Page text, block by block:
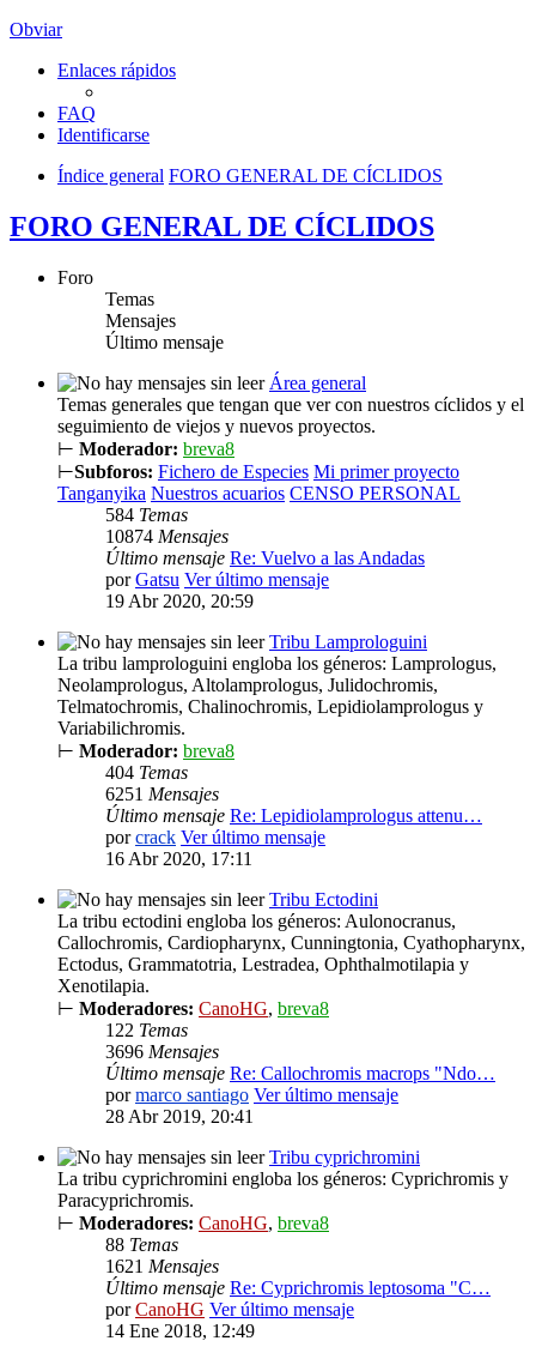
Obviar
Enlaces rápidos
FAQ
Identificarse
Índice general FORO GENERAL DE CÍCLIDOS
FORO GENERAL DE CÍCLIDOS
Foro
Temas
Mensajes
Último mensaje
Área general
Temas generales que tengan que ver con nuestros cíclidos y el
seguimiento de viejos y nuevos proyectos.
⊢ Moderador: breva8
⊢Subforos: Fichero de Especies Mi primer proyecto
Tanganyika Nuestros acuarios CENSO PERSONAL
584 Temas
10874 Mensajes
Último mensaje Re: Vuelvo a las Andadas
porGatsu Ver último mensaje
19 Abr 2020, 20:59
Tribu Lamprologuini
La tribu lamprologuini engloba los géneros: Lamprologus,
Neolamprologus, Altolamprologus, Julidochromis,
Telmatochromis, Chalinochromis, Lepidiolamprologus y
Variabilichromis.
⊢ Moderador: breva8
404 Temas
6251 Mensajes
Último mensaje Re: Lepidiolamprologus attenu…
porcrack Ver último mensaje
16 Abr 2020, 17:11
Tribu Ectodini
La tribu ectodini engloba los géneros: Aulonocranus,
Callochromis, Cardiopharynx, Cunningtonia, Cyathopharynx,
Ectodus, Grammatotria, Lestradea, Ophthalmotilapia y
Xenotilapia.
⊢ Moderadores: CanoHG, breva8
122 Temas
3696 Mensajes
Último mensaje Re: Callochromis macrops "Ndo…
pormarco santiago Ver último mensaje
28 Abr 2019, 20:41
Tribu cyprichromini
La tribu cyprichromini engloba los géneros: Cyprichromis y
Paracyprichromis.
⊢ Moderadores: CanoHG, breva8
88 Temas
1621 Mensajes
Último mensaje Re: Cyprichromis leptosoma "C…
porCanoHG Ver último mensaje
14 Ene 2018, 12:49